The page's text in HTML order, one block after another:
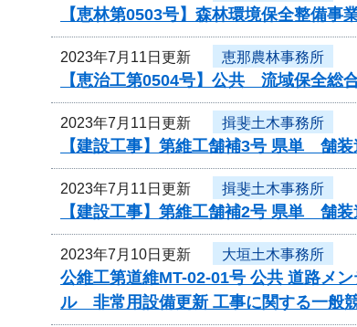
【恵林第0503号】森林環境保全整備
2023年7月11日更新 恵那農林事務所
【恵治工第0504号】公共 流域保全総
2023年7月11日更新 揖斐土木事務所
【建設工事】第維工舗補3号 県単 舗
2023年7月11日更新 揖斐土木事務所
【建設工事】第維工舗補2号 県単 舗
2023年7月10日更新 大垣土木事務所
公維工第道維MT-02-01号 公共 道路メ
ル 非常用設備更新 工事に関する一般